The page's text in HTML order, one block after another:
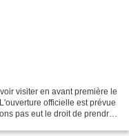
visiter en avant première le
officielle est prévue
pas eut le droit de prendre